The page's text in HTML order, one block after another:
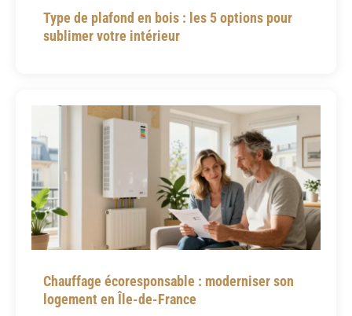
Type de plafond en bois : les 5 options pour
sublimer votre intérieur
Chauffage écoresponsable : moderniser son
logement en Île-de-France